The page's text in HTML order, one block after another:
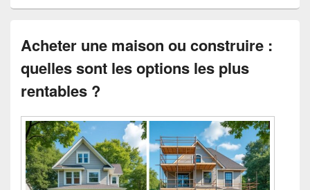
Acheter une maison ou construire :
quelles sont les options les plus
rentables ?